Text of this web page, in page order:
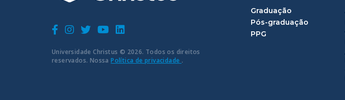
Universidade Christus © 2026. Todos os direitos
reservados. NossaPolítica de privacidade .
Graduação
Pós-graduação
PPG